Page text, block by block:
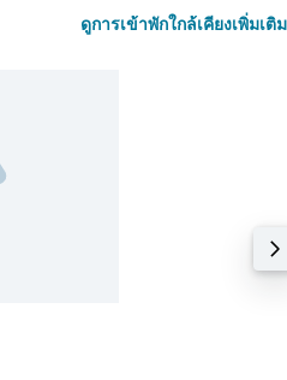
ดูการเข้าพักใกล้เคียงเพิ่มเติม